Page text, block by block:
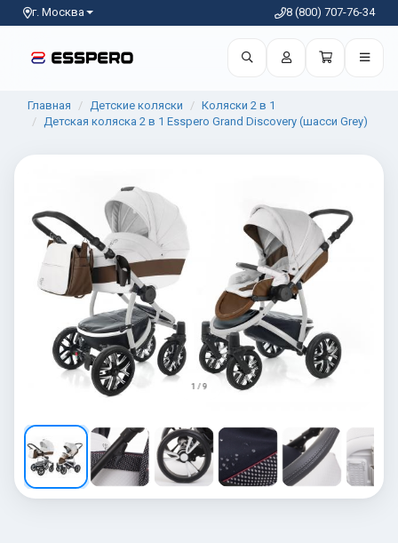
г. Москва 8 (800) 707-76-34
Главная Детские коляски
Коляски 2 в 1
Детская коляска 2 в 1 Esspero Grand Discovery (шасси Grey)
1 / 9